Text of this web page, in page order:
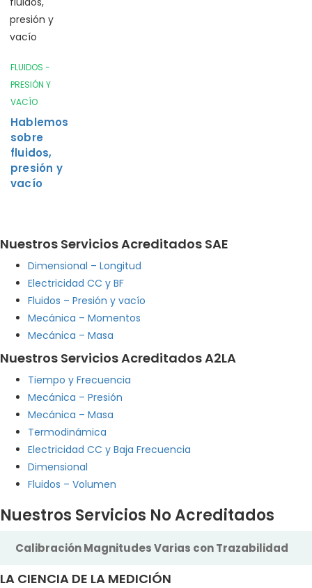
FLUIDOS -
PRESIÓN Y
VACÍO
Hablemos
sobre
fluidos,
presión y
vacío
Nuestros Servicios Acreditados SAE
Dimensional – Longitud
Electricidad CC y BF
Fluidos – Presión y vacío
Mecánica – Momentos
Mecánica – Masa
Nuestros Servicios Acreditados A2LA
Tiempo y Frecuencia
Mecánica – Presión
Mecánica – Masa
Termodinámica
Electricidad CC y Baja Frecuencia
Dimensional
Fluidos – Volumen
Nuestros Servicios No Acreditados
Calibración Magnitudes Varias con Trazabilidad
LA CIENCIA DE LA MEDICIÓN